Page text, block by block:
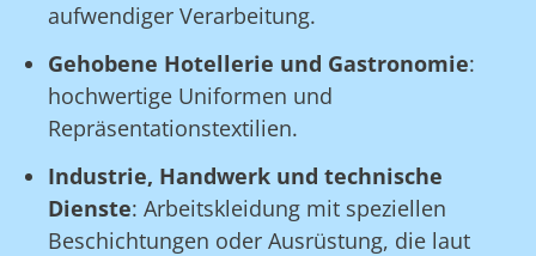
aufwendiger Verarbeitung.
Gehobene Hotellerie und Gastronomie:
hochwertige Uniformen und
Repräsentationstextilien.
Industrie, Handwerk und technische
Dienste: Arbeitskleidung mit speziellen
Beschichtungen oder Ausrüstung, die laut